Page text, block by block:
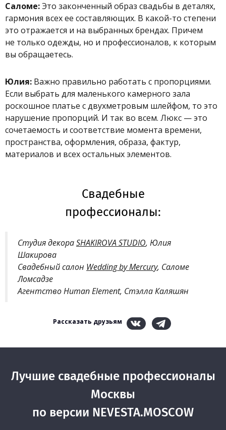
Саломе:Это законченный образ свадьбы в деталях,
гармония всех ее составляющих. В какой-то степени
это отражается и на выбранных брендах. Причем
не только одежды, но и профессионалов, к которым
вы обращаетесь.
Юлия: Важно правильно работать с пропорциями.
Если выбрать для маленького камерного зала
роскошное платье с двухметровым шлейфом, то это
нарушение пропорций. И так во всем. Люкс — это
сочетаемость и соответствие момента времени,
пространства, оформления, образа, фактур,
материалов и всех остальных элементов.
Свадебные
профессионалы:
Студия декораSHAKIROVA STUDIO, Юлия
Шакирова
Свадебный салон Wedding by Mercury, Саломе
Ломсадзе
Агентство Human Element, Стэлла Каляшян
Рассказать друзьям
Лучшие свадебные профессионалы
Москвы
по версии NEVESTA.MOSCOW